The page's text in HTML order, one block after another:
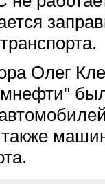
Олег